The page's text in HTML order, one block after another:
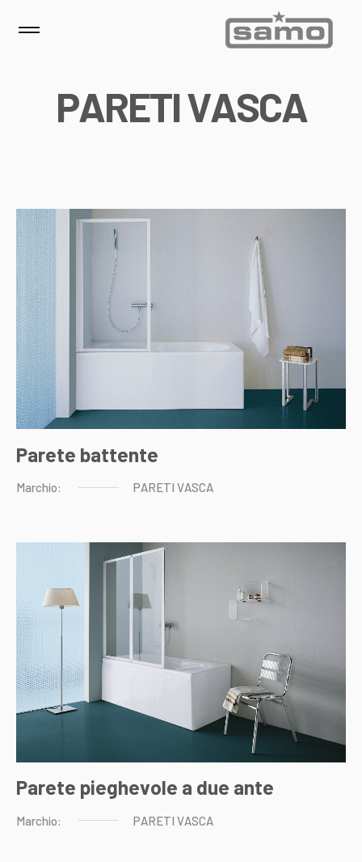
PARETIVASCA
Parete battente
Marchio: PARETI VASCA
Parete pieghevole a due ante
Marchio: PARETI VASCA